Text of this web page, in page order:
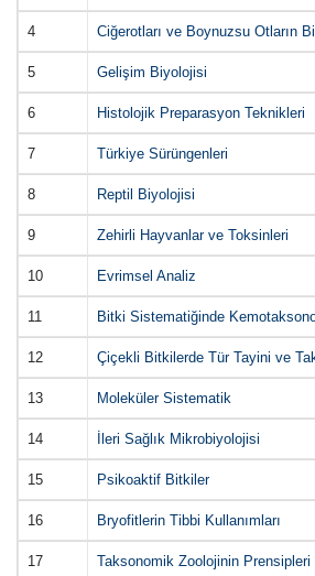
4 Ciğerotları ve Boynuzsu Otların
5 Gelişim Biyolojisi
6 Histolojik Preparasyon Teknikleri
7 Türkiye Sürüngenleri
8 Reptil Biyolojisi
9 Zehirli Hayvanlar ve Toksinleri
10 Evrimsel Analiz
11 Bitki Sistematiğinde
12 Çiçekli Bitkilerde Tür Tayini ve
13 Moleküler Sistematik
14 İleri Sağlık Mikrobiyolojisi
15 Psikoaktif Bitkiler
16 Bryofitlerin Tibbi Kullanımları
17 Taksonomik Zoolojinin Prensipleri